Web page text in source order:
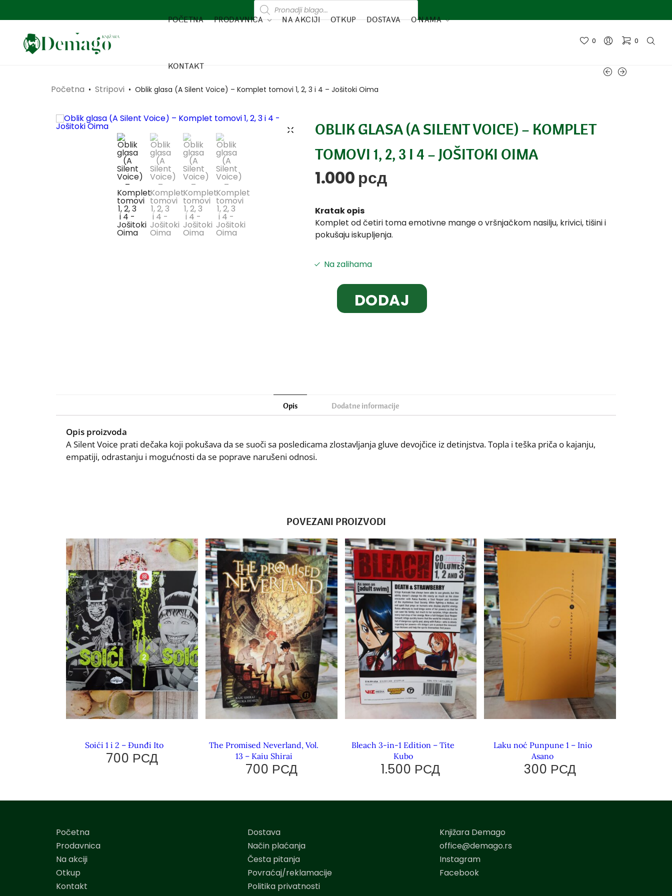
POČETNA PRODAVNICA NA AKCIJI OTKUP DOSTAVA O NAMA
KONTAKT
0 0
Početna • Stripovi • Oblik glasa (A Silent Voice) – Komplet tomovi 1, 2, 3 i 4 – Jošitoki Oima
OBLIK GLASA (A SILENT VOICE) – KOMPLET
TOMOVI 1, 2, 3 I 4 – JOŠITOKI OIMA
1.000 рсд
Kratak opis
Komplet od četiri toma emotivne mange o vršnjačkom nasilju, krivici, tišini i
pokušaju iskupljenja.
Na zalihama
DODAJ
Opis Dodatne informacije
Opis proizvoda
A Silent Voice prati dečaka koji pokušava da se suoči sa posledicama zlostavljanja gluve devojčice iz detinjstva. Topla i teška priča o kajanju,
empatiji, odrastanju i mogućnosti da se poprave narušeni odnosi.
POVEZANI PROIZVODI
Soići 1 i 2 – Đunđi Ito
700 РСД
The Promised Neverland, Vol.
13 – Kaiu Shirai
700 РСД
Bleach 3-in-1 Edition – Tite
Kubo
1.500 РСД
Laku noć Punpune 1 – Inio
Asano
300 РСД
Početna
Prodavnica
Na akciji
Otkup
Kontakt
Dostava
Način plaćanja
Česta pitanja
Povraćaj/reklamacije
Politika privatnosti
Knjižara Demago
office@demago.rs
Instagram
Facebook